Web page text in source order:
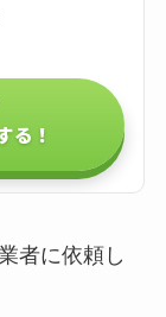
る！
者に依頼し